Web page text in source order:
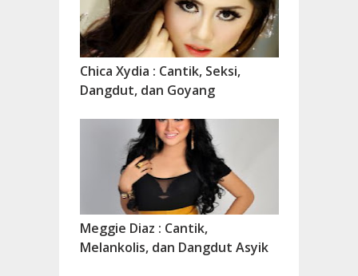
Chica Xydia : Cantik, Seksi,
Dangdut, dan Goyang
Meggie Diaz : Cantik,
Melankolis, dan Dangdut Asyik